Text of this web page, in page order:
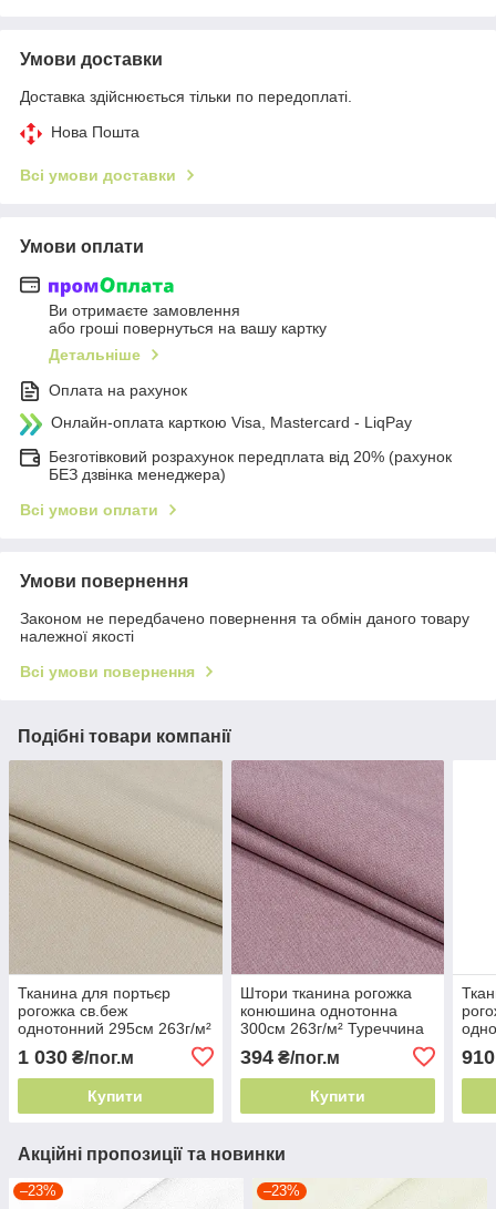
Умови доставки
Доставка здійснюється тільки по передоплаті.
Нова Пошта
Всі умови доставки
Умови оплати
Ви отримаєте замовлення
або гроші повернуться на вашу картку
Детальніше
Оплата на рахунок
Онлайн-оплата карткою Visa, Mastercard - LiqPay
Безготівковий розрахунок передплата від 20% (рахунок
БЕЗ дзвінка менеджера)
Всі умови оплати
Умови повернення
Законом не передбачено повернення та обмін даного товару
належної якості
Всі умови повернення
Подібні товари компанії
Тканина для портьєр
рогожка св.беж
однотонний 295см 263г/м²
Туреччина для сучасного
інтер'єру
1 030 ₴/пог.м
Купити
Штори тканина рогожка
конюшина однотонна
300см 263г/м² Туреччина
тканини
394₴/пог.м
Купити
910
Акційні пропозиції та новинки
–23% –23%